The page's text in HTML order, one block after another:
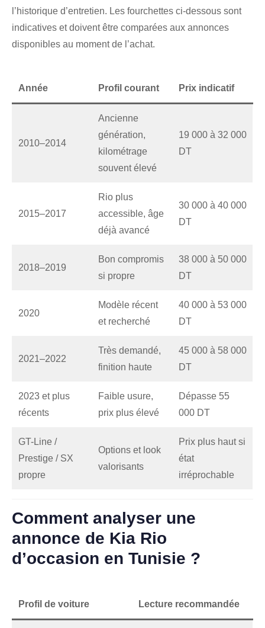
l’historique d’entretien. Les fourchettes ci-dessous sont
indicatives et doivent être comparées aux annonces
disponibles au moment de l’achat.
Année Profil courant Prix indicatif
2010–2014
Ancienne
génération,
kilométrage
souvent élevé
19 000 à 32 000
DT
2015–2017
Rio plus
accessible, âge
déjà avancé
30 000 à 40 000
DT
2018–2019
Bon compromis
si propre
38 000 à 50 000
DT
2020
Modèle récent
et recherché
40 000 à 53 000
DT
2021–2022
Très demandé,
finition haute
45 000 à 58 000
DT
2023 et plus
récents
Faible usure,
prix plus élevé
Dépasse 55
000 DT
GT-Line /
Prestige / SX
propre
Options et look
valorisants
Prix plus haut si
état
irréprochable
Comment analyser une
annonce de Kia Rio
d’occasion en Tunisie ?
Profil de voiture Lecture recommandée